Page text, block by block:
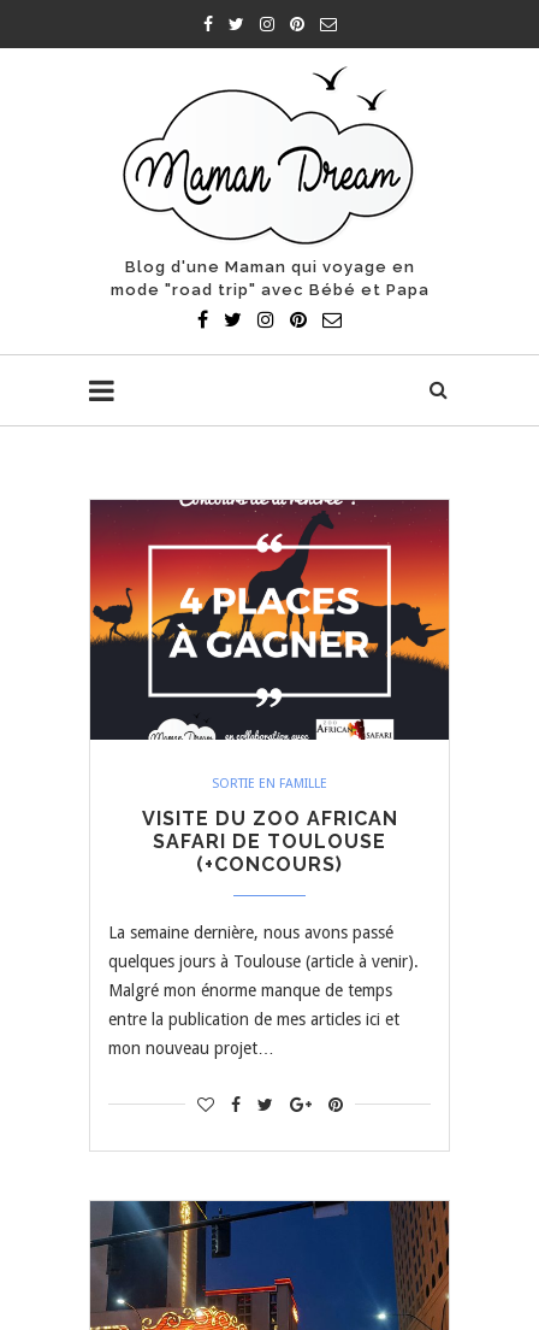
Blog d'une Maman qui voyage en
mode "road trip" avec Bébé et Papa
SORTIE EN FAMILLE
VISITE DU ZOO AFRICAN
SAFARI DE TOULOUSE
(+CONCOURS)
La semaine dernière, nous avons passé
quelques jours à Toulouse (article à venir).
Malgré mon énorme manque de temps
entre la publication de mes articles ici et
mon nouveau projet…